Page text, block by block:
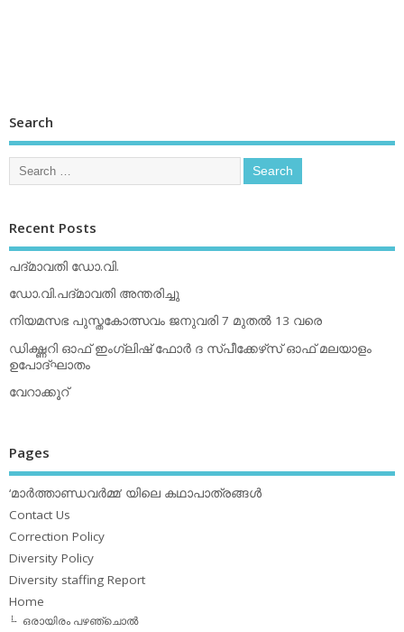
Search
Recent Posts
പദ്മാവതി ഡോ.വി.
ഡോ.വി.പദ്മാവതി അന്തരിച്ചു
നിയമസഭ പുസ്തകോത്സവം ജനുവരി 7 മുതല്‍ 13 വരെ
ഡിക്ഷ്ണറി ഓഫ് ഇംഗ്ലിഷ് ഫോര്‍ ദ സ്പീക്കേഴ്‌സ് ഓഫ് മലയാളം
ഉപോദ്ഘാതം
വേറാക്കൂറ്
Pages
‘മാര്‍ത്താണ്ഡവര്‍മ്മ’ യിലെ കഥാപാത്രങ്ങള്‍
Contact Us
Correction Policy
Diversity Policy
Diversity staffing Report
Home
ഒരായിരം പഴഞ്ചൊല്‍